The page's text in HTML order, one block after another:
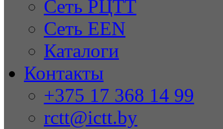
Сеть РЦТТ
Сеть EEN
Каталоги
Контакты
+375 17 368 14 99
rctt@ictt.by